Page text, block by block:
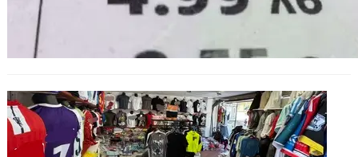
Левът изчезва от етикетите: Търговците
БЪЛГАРИЯ
Иззеха фалшиви стоки за близо 650 000
евро при акция във Варна и „Златни
пясъци“